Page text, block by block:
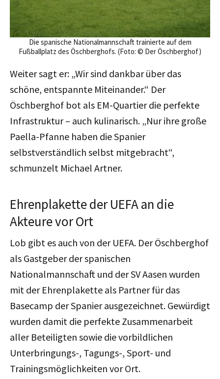
Die spanische Nationalmannschaft trainierte auf dem
Fußballplatz des Öschberghofs. (Foto: © Der Öschberghof)
Weiter sagt er: „Wir sind dankbar über das
schöne, entspannte Miteinander.“ Der
Öschberghof bot als EM-Quartier die perfekte
Infrastruktur – auch kulinarisch. „Nur ihre große
Paella-Pfanne haben die Spanier
selbstverständlich selbst mitgebracht“,
schmunzelt Michael Artner.
Ehrenplakette der UEFA an die
Akteure vor Ort
Lob gibt es auch von der UEFA. Der Öschberghof
als Gastgeber der spanischen
Nationalmannschaft und der SV Aasen wurden
mit der Ehrenplakette als Partner für das
Basecamp der Spanier ausgezeichnet. Gewürdigt
wurden damit die perfekte Zusammenarbeit
aller Beteiligten sowie die vorbildlichen
Unterbringungs-, Tagungs-, Sport- und
Trainingsmöglichkeiten vor Ort.